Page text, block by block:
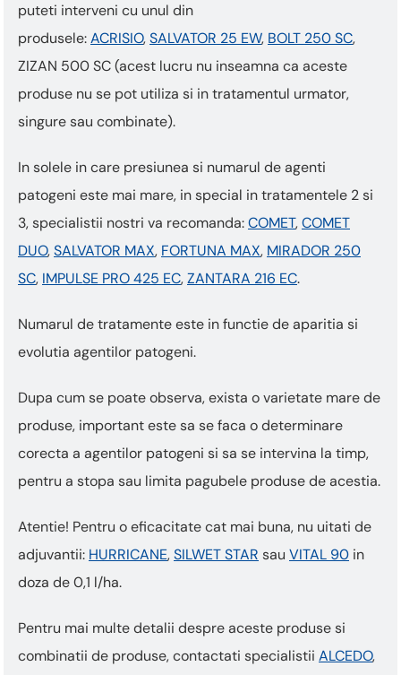
puteti interveni cu unul din
produsele:ACRISIO,SALVATOR 25 EW, BOLT 250 SC,
ZIZAN 500 SC (acest lucru nu inseamna ca aceste
produse nu se pot utiliza si in tratamentul urmator,
singure sau combinate).
In solele in care presiunea si numarul de agenti
patogeni este mai mare, in special in tratamentele 2 si
3, specialistii nostri va recomanda:COMET,COMET
DUO,SALVATOR MAX, FORTUNA MAX, MIRADOR 250
SC, IMPULSE PRO 425 EC,ZANTARA 216 EC.
Numarul de tratamente este in functie de aparitia si
evolutia agentilor patogeni.
Dupa cum se poate observa, exista o varietate mare de
produse, important este sa se faca o determinare
corecta a agentilor patogeni si sa se intervina la timp,
pentru a stopa sau limita pagubele produse de acestia.
Atentie! Pentru o eficacitate cat mai buna, nu uitati de
adjuvantii: HURRICANE,SILWET STAR sau VITAL 90 in
doza de 0,1 l/ha.
Pentru mai multe detalii despre aceste produse si
combinatii de produse, contactati specialistii ALCEDO,